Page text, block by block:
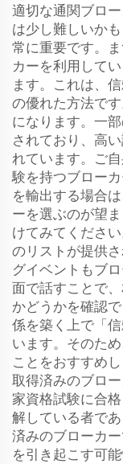
適切な通関ブロ
は少し難しいか
常に重要です。
カーを利用して
ます。これは、
の優れた方法で
になります。一
されており、高
れています。ご
験を持つブロー
を輸出する場合
ーを選ぶのが望
けてみてくださ
のリストが提供
グイベントもブ
面で話すことで
かどうかを確認
係を築く上で「
います。そのた
ことをおすすめ
取得済みのブロ
家資格試験に合
解している者で
済みのブローカ
を引き起こす可